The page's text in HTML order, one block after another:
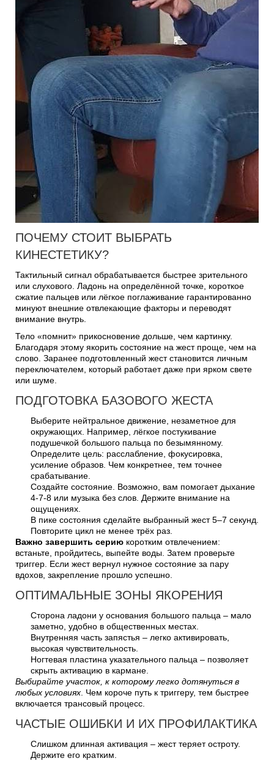
ПОЧЕМУ СТОИТ ВЫБРАТЬ
КИНЕСТЕТИКУ?
Тактильный сигнал обрабатывается быстрее зрительного
или слухового. Ладонь на определённой точке, короткое
сжатие пальцев или лёгкое поглаживание гарантированно
минуют внешние отвлекающие факторы и переводят
внимание внутрь.
Тело «помнит» прикосновение дольше, чем картинку.
Благодаря этому якорить состояние на жест проще, чем на
слово. Заранее подготовленный жест становится личным
переключателем, который работает даже при ярком свете
или шуме.
ПОДГОТОВКА БАЗОВОГО ЖЕСТА
Выберите нейтральное движение, незаметное для
окружающих. Например, лёгкое постукивание
подушечкой большого пальца по безымянному.
Определите цель: расслабление, фокусировка,
усиление образов. Чем конкретнее, тем точнее
срабатывание.
Создайте состояние. Возможно, вам помогает дыхание
4-7-8 или музыка без слов. Держите внимание на
ощущениях.
В пике состояния сделайте выбранный жест 5–7 секунд.
Повторите цикл не менее трёх раз.
Важно завершить серию коротким отвлечением:
встаньте, пройдитесь, выпейте воды. Затем проверьте
триггер. Если жест вернул нужное состояние за пару
вдохов, закрепление прошло успешно.
ОПТИМАЛЬНЫЕ ЗОНЫ ЯКОРЕНИЯ
Сторона ладони у основания большого пальца – мало
заметно, удобно в общественных местах.
Внутренняя часть запястья – легко активировать,
высокая чувствительность.
Ногтевая пластина указательного пальца – позволяет
скрыть активацию в кармане.
Выбирайте участок, к которому легко дотянуться в
любых условиях. Чем короче путь к триггеру, тем быстрее
включается трансовый процесс.
ЧАСТЫЕ ОШИБКИ И ИХ ПРОФИЛАКТИКА
Слишком длинная активация – жест теряет остроту.
Держите его кратким.